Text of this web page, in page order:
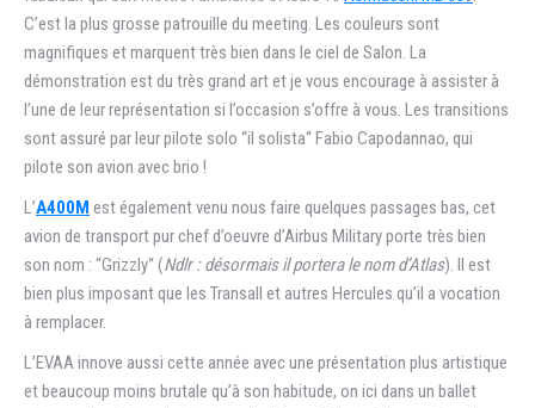
C’est la plus grosse patrouille du meeting. Les couleurs sont
magnifiques et marquent très bien dans le ciel de Salon. La
démonstration est du très grand art et je vous encourage à assister à
l’une de leur représentation si l’occasion s’offre à vous. Les transitions
sont assuré par leur pilote solo “il solista“ Fabio Capodannao, qui
pilote son avion avec brio !
L’A400M est également venu nous faire quelques passages bas, cet
avion de transport pur chef d’oeuvre d’Airbus Military porte très bien
son nom : “Grizzly“ (Ndlr : désormais il portera le nom d’Atlas). Il est
bien plus imposant que les Transall et autres Hercules qu’il a vocation
à remplacer.
L’EVAA innove aussi cette année avec une présentation plus artistique
et beaucoup moins brutale qu’à son habitude, on ici dans un ballet